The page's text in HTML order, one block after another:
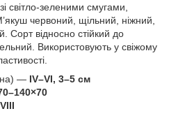
світло-зеленими смугами,
червоний, щільний, ніжний,
Сорт відносно стійкий до
Використовують у свіжому
— IV–VI, 3–5 см